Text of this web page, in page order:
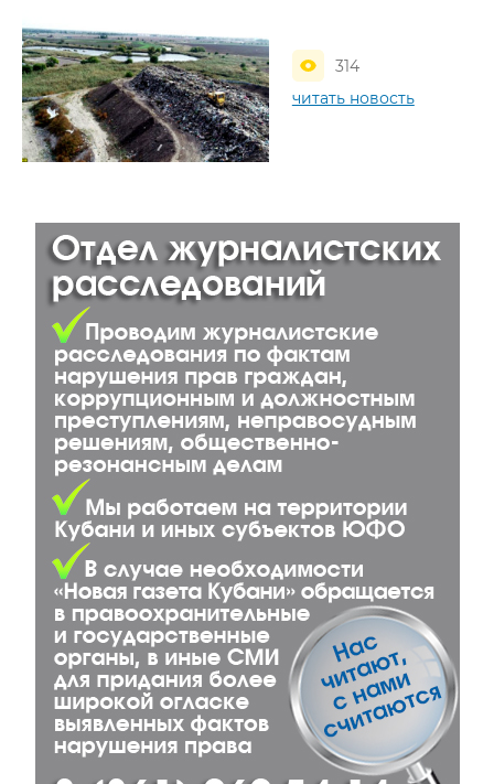
314
читать новость